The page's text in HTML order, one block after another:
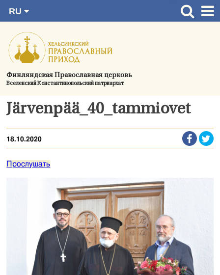
содержимому
Финляндская Православная церковь
Вселенский Константинопольский патриархат
RU
SV
EN
UA
Главная страница
Актуальное
Україна
О приходе
Järvenpää_40_tammiovet
18.10.2020
Прослушать